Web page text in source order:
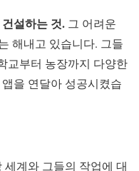
설하는 것. 그 어려운
해내고 있습니다. 그들
교부터 농장까지 다양한
을 연달아 성공시켰습
계와 그들의 작업에 대